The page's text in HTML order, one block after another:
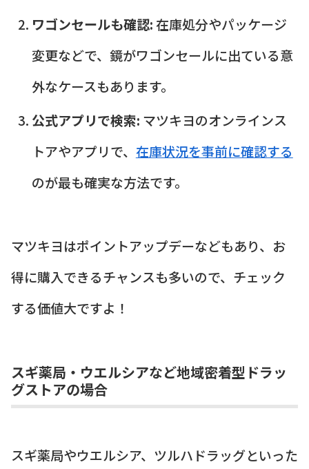
ワゴンセールも確認: 在庫処分やパッケージ
変更などで、鏡がワゴンセールに出ている意
外なケースもあります。
公式アプリで検索: マツキヨのオンラインス
トアやアプリで、 在庫状況を事前に確認する
のが最も確実な方法です。
マツキヨはポイントアップデーなどもあり、お
得に購入できるチャンスも多いので、チェック
する価値大ですよ！
スギ薬局・ウエルシアなど地域密着型ドラッ
グストアの場合
スギ薬局やウエルシア、ツルハドラッグといった